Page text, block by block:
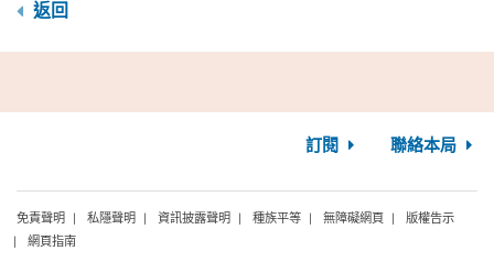
返回
訂閱 聯絡本局
免責聲明 私隱聲明 資訊披露聲明 種族平等 無障礙網頁
版權告示
網頁指南